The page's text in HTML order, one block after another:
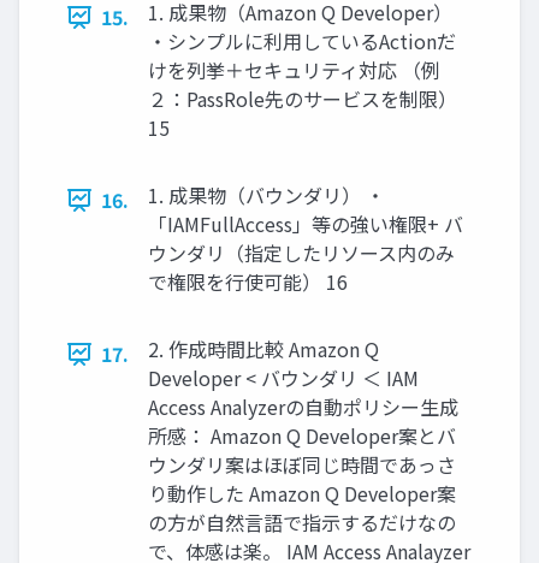
15.
1. 成果物（Amazon Q Developer）
・シンプルに利用しているActionだ
けを列挙＋セキュリティ対応 （例
２：PassRole先のサービスを制限）
15
16.
1. 成果物（バウンダリ） ・
「IAMFullAccess」等の強い権限+ バ
ウンダリ（指定したリソース内のみ
で権限を行使可能） 16
17.
2. 作成時間比較 Amazon Q
Developer < バウンダリ ＜ IAM
Access Analyzerの自動ポリシー生成
所感： Amazon Q Developer案とバ
ウンダリ案はほぼ同じ時間であっさ
り動作した Amazon Q Developer案
の方が自然言語で指示するだけなの
で、体感は楽。 IAM Access Analayzer